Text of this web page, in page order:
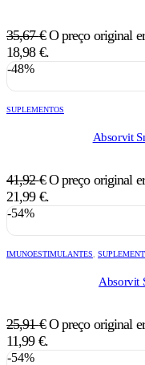
35,67€ O preço original
18,98 €.
-48%
SUPLEMENTOS
Absorvit
41,92€ O preço original
21,99 €.
-54%
IMUNOESTIMULANTES
Absorvit
25,91€ O preço original
11,99 €.
-54%